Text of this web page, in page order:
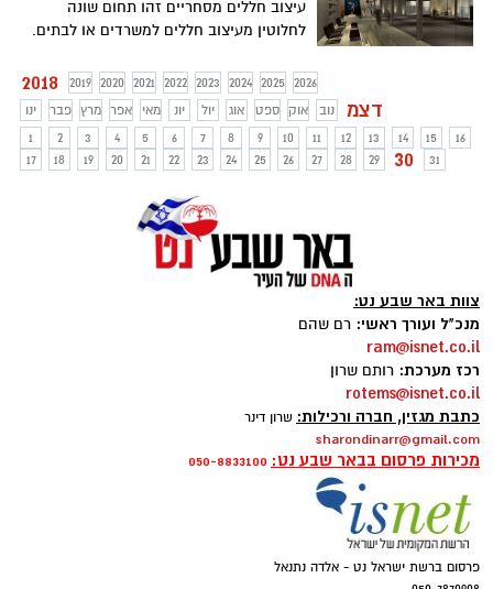
עיצוב חללים מסחריים זהו תחום שונה
לחלוטין מעיצוב חללים למשרדים או לבתים.
ואם הוא יהיה מתוכנן בהתאם למטרותיו ניתן
יהיה להפיק ממנו את מלוא התועלת.
2018 2019 2020 2021 2022 2023 2024 2025
2026
ינו
פבר מרץ אפר מאי יונ יול אוג ספט אוק נוב דצמ
1 2 3 4 5 6 7 8 9 10 11 12 13 14 15
16
17
18 19 20 21 22 23 24 25 26 27 28 29 30 31
צוות באר שבע נט:
מנכ"ל ועורך ראשי: רם שהם
ram@isnet.co.il
רכז מערכת: רותם שרון
rotems@isnet.co.il
כתבת מגזין, חברה ורכילות: שרון דינר
sharondinarr@gmail.com
מכירות פרסום בבאר שבע נט: 050-8833100
פרסום ברשת ישראל נט - אלדה נתנאל